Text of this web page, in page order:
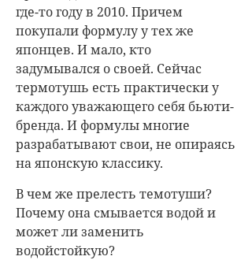
где-то году в 2010. Причем
покупали формулу у тех же
японцев. И мало, кто
задумывался о своей. Сейчас
термотушь есть практически у
каждого уважающего себя бьюти-
бренда. И формулы многие
разрабатывают свои, не опираясь
на японскую классику.
В чем же прелесть темотуши?
Почему она смывается водой и
может ли заменить
водойстойкую?